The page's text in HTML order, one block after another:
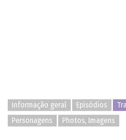
Informação geral Episódios
Personagens
Photos, Imagens